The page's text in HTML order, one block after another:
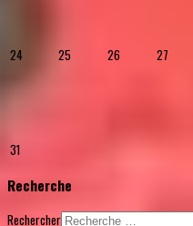
24 25 26 27
31
Recherche
Rechercher